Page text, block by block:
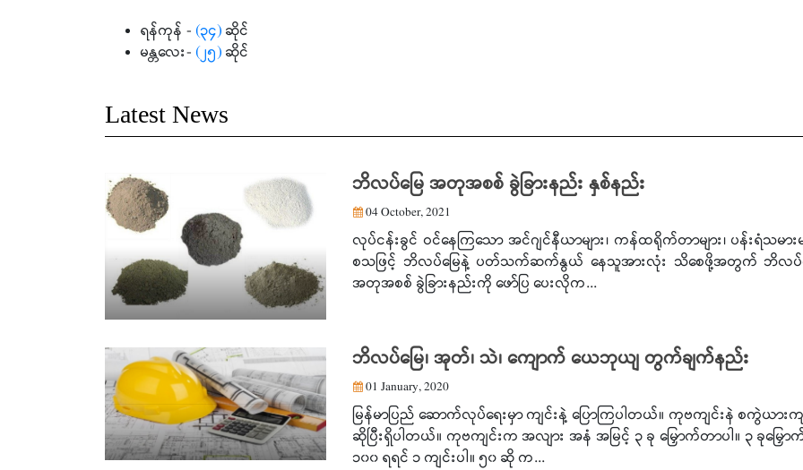
ရန်ကုန် - (၃၄) ဆိုင်
မန္တလေး- (၂၅) ဆိုင်
Latest News
ဘိလပ်မြေ အတုအစစ် ခွဲခြားနည်း နှစ်နည်း
04 October, 2021
လုပ်ငန်းခွင် ဝင်နေကြသော အင်ဂျင်နီယာများ၊ ကန်ထရိုက်တာများ၊ ပန်းရံသမားမ
စသဖြင့် ဘိလပ်မြေနဲ့ ပတ်သက်ဆက်နွယ် နေသူအားလုံး သိစေဖို့အတွက် ဘိလပ်မ
အတုအစစ် ခွဲခြားနည်းကို ဖော်ပြ ပေးလိုက...
ဘိလပ်မြေ၊ အုတ်၊ သဲ၊ ကျောက် ယေဘုယျ တွက်ချက်နည်း
01 January, 2020
မြန်မာပြည် ဆောက်လုပ်ရေးမှာ ကျင်းနဲ့ ပြောကြပါတယ်။ ကုဗကျင်းနဲ စကွဲယားက
ဆိုပြီးရှိပါတယ်။ ကုဗကျင်းက အလျား အနံ အမြင့် ၃ ခု မြှောက်တာပါ။ ၃ ခုမြှေ
၁၀၀ ရရင် ၁ ကျင်းပါ။ ၅၀ ဆို က...